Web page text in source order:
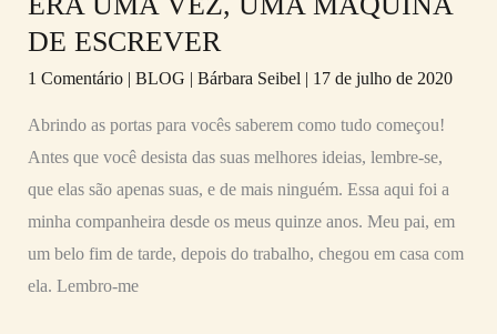
DE ESCREVER
1 Comentário | BLOG | Bárbara Seibel | 17 de julho de 2020
Abrindo as portas para vocês saberem como tudo começou!
Antes que você desista das suas melhores ideias, lembre-se,
que elas são apenas suas, e de mais ninguém. Essa aqui foi a
minha companheira desde os meus quinze anos. Meu pai, em
um belo fim de tarde, depois do trabalho, chegou em casa com
ela. Lembro-me